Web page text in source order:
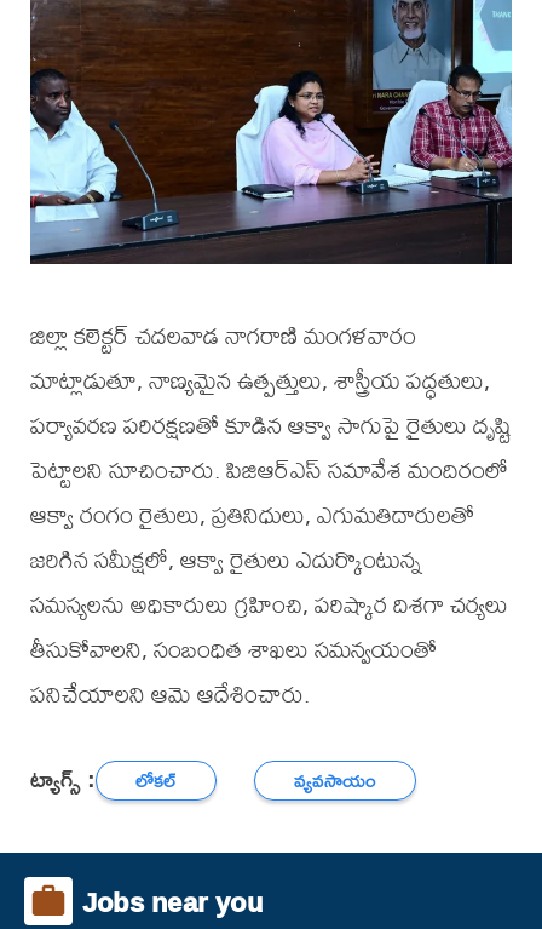
జిల్లా కలెక్టర్ చదలవాడ నాగరాణి మంగళవారం
మాట్లాడుతూ, నాణ్యమైన ఉత్పత్తులు, శాస్త్రీయ పద్ధతులు,
పర్యావరణ పరిరక్షణతో కూడిన ఆక్వా సాగుపై రైతులు దృష్టి
పెట్టాలని సూచించారు. పిజిఆర్ఎస్ సమావేశ మందిరంలో
ఆక్వా రంగం రైతులు, ప్రతినిధులు, ఎగుమతిదారులతో
జరిగిన సమీక్షలో, ఆక్వా రైతులు ఎదుర్కొంటున్న
సమస్యలను అధికారులు గ్రహించి, పరిష్కార దిశగా చర్యలు
తీసుకోవాలని, సంబంధిత శాఖలు సమన్వయంతో
పనిచేయాలని ఆమె ఆదేశించారు.
ట్యాగ్స్ : లోకల్ వ్యవసాయం
Jobs near you